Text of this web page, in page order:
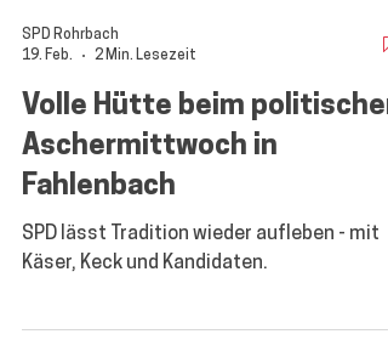
19. Feb.
2 Min. Lesezeit
Volle Hütte beim politischen
Aschermittwoch in
Fahlenbach
SPD lässt Tradition wieder aufleben - mit